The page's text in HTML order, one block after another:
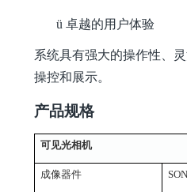
ü卓越的用户体验
系统具有强大的操作性、
操控和展示。
产品规格
可见光相机
成像器件 S